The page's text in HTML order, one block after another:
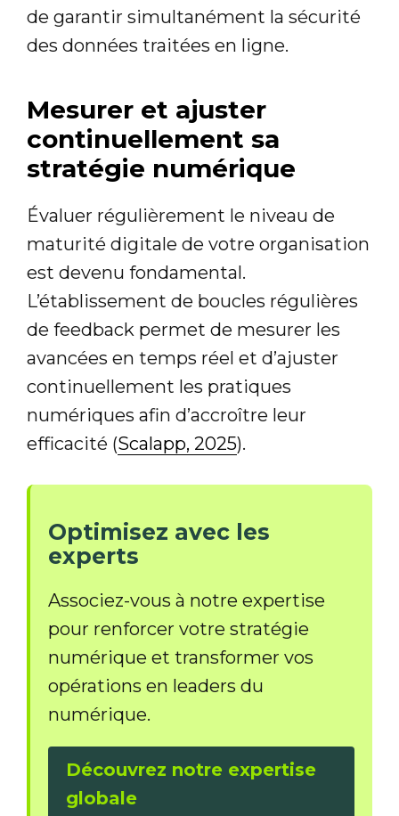
de garantir simultanément la sécurité
des données traitées en ligne.
Mesurer et ajuster
continuellement sa
stratégie numérique
Évaluer régulièrement le niveau de
maturité digitale de votre organisation
est devenu fondamental.
L’établissement de boucles régulières
de feedback permet de mesurer les
avancées en temps réel et d’ajuster
continuellement les pratiques
numériques afin d’accroître leur
efficacité (Scalapp, 2025).
Optimisez avec les
experts
Associez-vous à notre expertise
pour renforcer votre stratégie
numérique et transformer vos
opérations en leaders du
numérique.
Découvrez notre expertise
globale